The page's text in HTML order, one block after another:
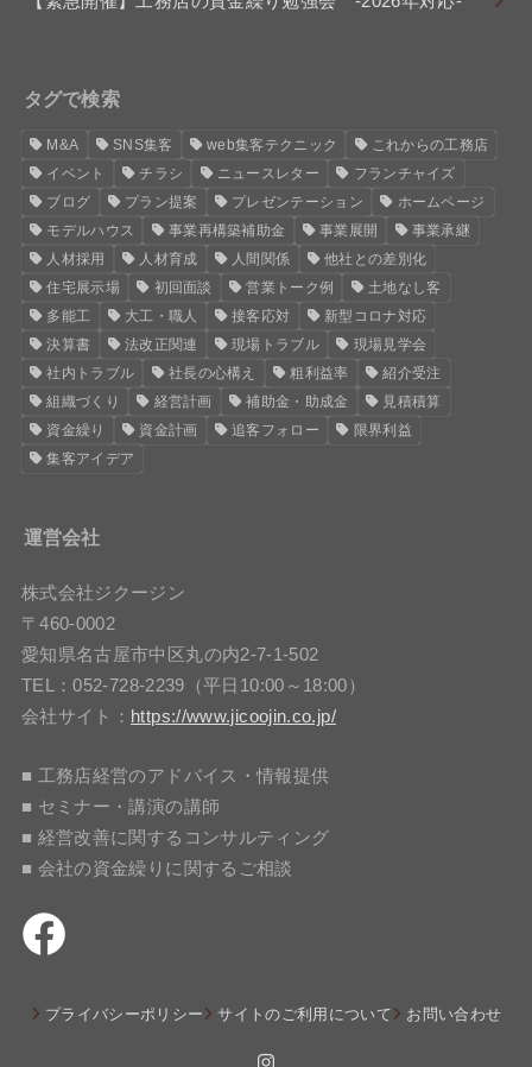
タグで検索
M&A SNS集客 web集客テクニック
これからの工務店
イベント
チラシ ニュースレター
フランチャイズ
ブログ
プラン提案 プレゼンテーション
ホームページ
モデルハウス
事業再構築補助金 事業展開
事業承継
人材採用
人材育成 人間関係
他社との差別化
住宅展示場
初回面談 営業トーク例
土地なし客
多能工
大工・職人 接客応対
新型コロナ対応
決算書
法改正関連 現場トラブル
現場見学会
社内トラブル
社長の心構え 粗利益率
紹介受注
組織づくり
経営計画 補助金・助成金
見積積算
資金繰り
資金計画 追客フォロー
限界利益
集客アイデア
運営会社
株式会社ジクージン
〒460-0002
愛知県名古屋市中区丸の内2-7-1-502
TEL：052-728-2239（平日10:00～18:00）
会社サイト： https://www.jicoojin.co.jp/
■ 工務店経営のアドバイス・情報提供
■ セミナー・講演の講師
■ 経営改善に関するコンサルティング
■ 会社の資金繰りに関するご相談
プライバシーポリシー サイトのご利用について お問い合わせ